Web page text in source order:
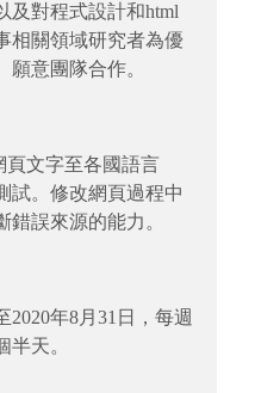
及對程式設計和html
相關領域研究者為優
意團隊合作。
頁文字至各國語言
試。修改網頁過程中
誤來源的能力。
2020年8月31日，每週
天。